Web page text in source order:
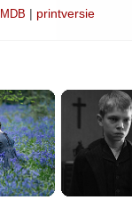
IMDB | printversie